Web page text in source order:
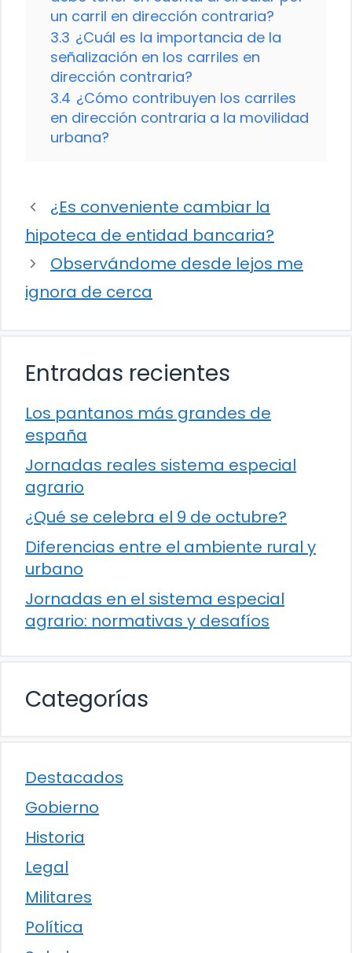
un carril en dirección contraria?
3.3 ¿Cuál es la importancia de la
señalización en los carriles en
dirección contraria?
3.4 ¿Cómo contribuyen los carriles
en dirección contraria a la movilidad
urbana?
¿Es conveniente cambiar la
hipoteca de entidad bancaria?
Observándome desde lejos me
ignora de cerca
Entradas recientes
Los pantanos más grandes de
españa
Jornadas reales sistema especial
agrario
¿Qué se celebra el 9 de octubre?
Diferencias entre el ambiente rural y
urbano
Jornadas en el sistema especial
agrario: normativas y desafíos
Categorías
Destacados
Gobierno
Historia
Legal
Militares
Política